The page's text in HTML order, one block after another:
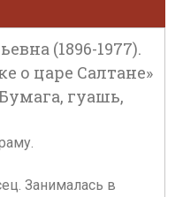
(1896-1977).
о царе Салтане»
гуашь,
Занималась в